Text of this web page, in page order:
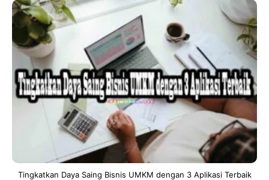
Tingkatkan Daya Saing Bisnis UMKM dengan 3 Aplikasi Terbaik